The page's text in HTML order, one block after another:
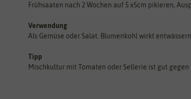
Frühsaaten nach 2 Wochen auf 5 x5cm pikieren,
Verwendung
Als Gemüse oder Salat. Blumenkohl wirkt
Tipp
Mischkultur mit Tomaten oder Sellerie ist gut